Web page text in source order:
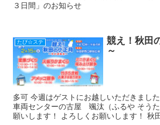
３日間」のお知らせ
たび☆ステ
競え！秋田
～
多可 今週はゲストにお越しいただきまし
車両センターの古屋 颯汰（ふるや そう
願いします！ よろしくお願いします！ 秋